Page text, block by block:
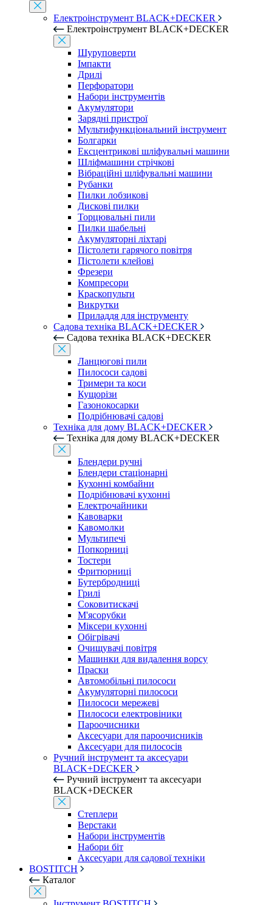
Електроінструмент BLACK+DECKER
Електроінструмент BLACK+DECKER
Шуруповерти
Імпакти
Дрилі
Перфоратори
Набори інструментів
Акумулятори
Зарядні пристрої
Мультифункціональний інструмент
Болгарки
Ексцентрикові шліфувальні машини
Шліфмашини стрічкові
Вібраційні шліфувальні машини
Рубанки
Пилки лобзикові
Дискові пилки
Торцювальні пили
Пилки шабельні
Акумуляторні ліхтарі
Пістолети гарячого повітря
Пістолети клейові
Фрезери
Компресори
Краскопульти
Викрутки
Приладдя для інструменту
Садова техніка BLACK+DECKER
Садова техніка BLACK+DECKER
Ланцюгові пили
Пилососи садові
Тримери та коси
Кущорізи
Газонокосарки
Подрібнювачі садові
Техніка для дому BLACK+DECKER
Техніка для дому BLACK+DECKER
Блендери ручні
Блендери стаціонарні
Кухонні комбайни
Подрібнювачі кухонні
Електрочайники
Кавоварки
Кавомолки
Мультипечі
Попкорниці
Тостери
Фритюрниці
Бутербродниці
Грилі
Соковитискачі
М'ясорубки
Міксери кухонні
Обігрівачі
Очищувачі повітря
Машинки для видалення ворсу
Праски
Автомобільні пилососи
Акумуляторні пилососи
Пилососи мережеві
Пилососи електровіники
Пароочисники
Аксесуари для пароочисників
Аксесуари для пилососів
Ручний інструмент та аксесуари
BLACK+DECKER
Ручний інструмент та аксесуари
BLACK+DECKER
Степлери
Верстаки
Набори інструментів
Набори біт
Аксесуари для садової техніки
BOSTITCH
Каталог